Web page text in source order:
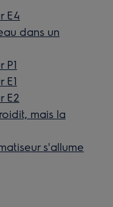
E4
dans un
P1
E1
E2
mais la
s'allume